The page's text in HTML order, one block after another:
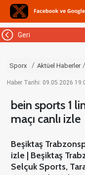
Geri
Sporx Aktüel Haberler
Haber Tarihi: 09.05.2026
bein sports 1
maçı canlı izle
Beşiktaş
izle | Beşiktaş
Selçuk Sports,